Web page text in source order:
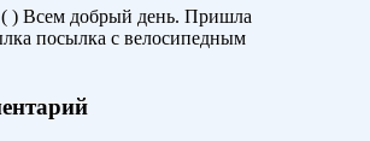
) Всем добрый день. Пришла
посылка с велосипедным